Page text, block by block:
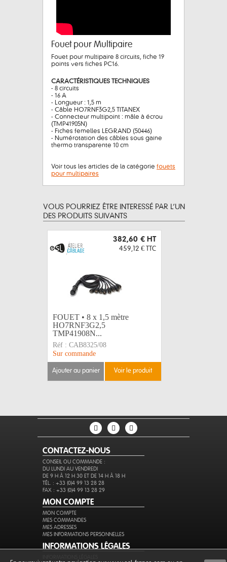
Fouet pour Multipaire
Fouet pour multipaire 8 circuits, fiche 19
points vers fiches PC16.
CARACTÉRISTIQUES TECHNIQUES
- 8 circuits
- 16 A
- Longueur : 1,5 m
- Câble HO7RNF3G2,5 TITANEX
- Connecteur multipoint : mâle à écrou
(TMP41905N)
- Fiches femelles LEGRAND (50446)
- Numérotation des câbles sous gaine
thermo transparente 10 cm
Voir tous les articles de la catégorie fouets
pour multipaires
VOUS POURRIEZ ÊTRE INTERESSÉ PAR L’UN
DES PRODUITS SUIVANTS
382,60 € HT
459,12 € TTC
FOUET • 8 x 1,5 mètre
HO7RNF3G2,5
TMP41908N...
Réf : CAB8325/08
Sur commande
ajouter au panier voir le produit
CONTACTEZ-NOUS
CONSEIL OU COMMANDE :
DU LUNDI AU VENDREDI
DE 9 H À 12 H 30 ET DE 14 H À 18 H
TÉL. : +33 (0)4 99 13 28 28
FAX : +33 (0)4 99 13 28 29
MON COMPTE
MON COMPTE
MES COMMANDES
MES ADRESSES
MES INFORMATIONS PERSONNELLES
INFORMATIONS LÉGALES